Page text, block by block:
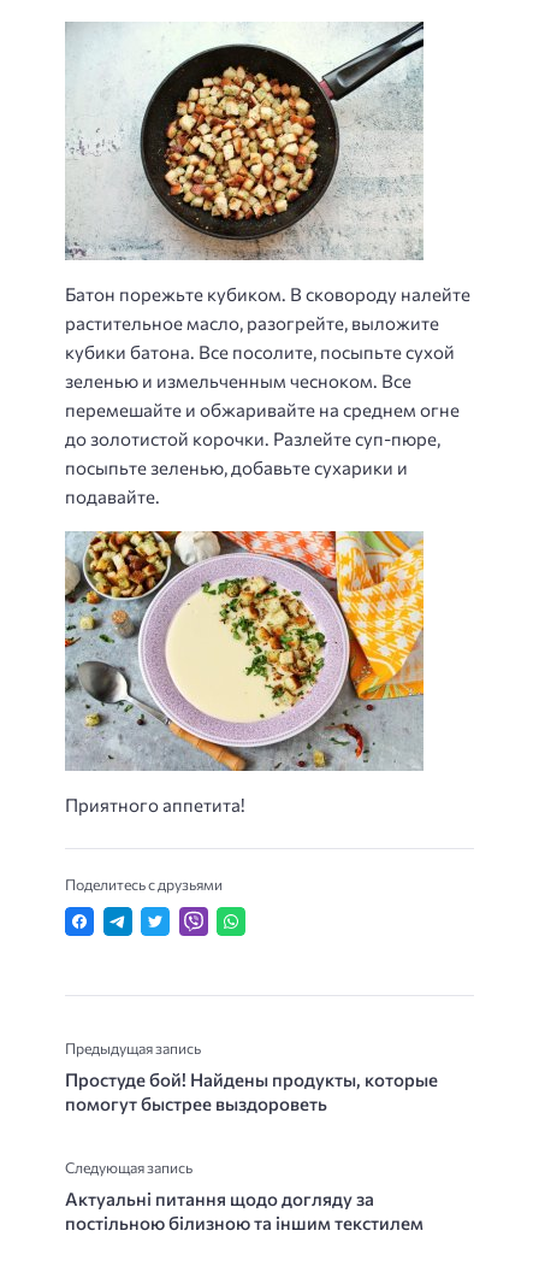
Батон порежьте кубиком. В сковороду налейте
растительное масло, разогрейте, выложите
кубики батона. Все посолите, посыпьте сухой
зеленью и измельченным чесноком. Все
перемешайте и обжаривайте на среднем огне
до золотистой корочки. Разлейте суп-пюре,
посыпьте зеленью, добавьте сухарики и
подавайте.
Приятного аппетита!
Поделитесь с друзьями
Предыдущая запись
Простуде бой! Найдены продукты, которые
помогут быстрее выздороветь
Следующая запись
Актуальні питання щодо догляду за
постільною білизною та іншим текстилем